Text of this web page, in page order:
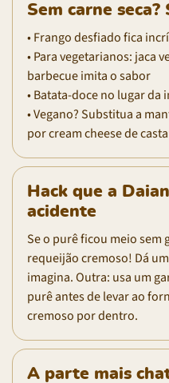
Sem carne
• Frango desfiado fica
• Para vegetarianos: jaca
barbecue imita o sabor
• Batata-doce no lugar da
• Vegano? Substitua a
por cream cheese de
Hack que a
acidente
Se o purê ficou meio sem
requeijão cremoso! Dá
imagina. Outra: usa um
purê antes de levar ao
cremoso por dentro.
A parte mais